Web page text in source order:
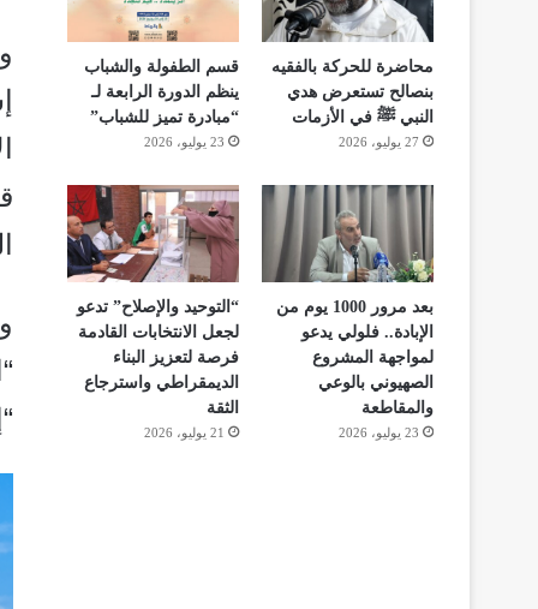
محاضرة للحركة بالفقيه
بنصالح تستعرض هدي
النبي ﷺ في الأزمات
27 يوليو، 2026
قسم الطفولة والشباب
ينظم الدورة الرابعة لـ
“مبادرة تميز للشباب”
23 يوليو، 2026
بعد مرور 1000 يوم من
الإبادة.. فلولي يدعو
لمواجهة المشروع
الصهيوني بالوعي
والمقاطعة
23 يوليو، 2026
“التوحيد والإصلاح” تدعو
لجعل الانتخابات القادمة
فرصة لتعزيز البناء
الديمقراطي واسترجاع
الثقة
21 يوليو، 2026